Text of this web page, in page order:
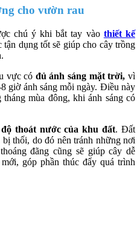
cho vườn rau
chú ý khi bắt tay vào thiết kế
dụng tốt sẽ giúp cho cây trồng
vực có đủ ánh sáng mặt trời, vì
giờ ánh sáng mỗi ngày. Điều này
mùa đông, khi ánh sáng có
độ thoát nước của khu đất. Đất
thối, do đó nên tránh những nơi
đãng cũng sẽ giúp cây dễ
góp phần thúc đẩy quá trình